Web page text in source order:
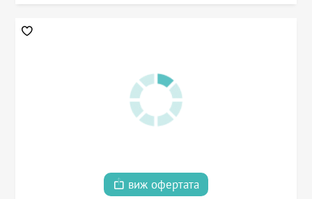
виж офертата